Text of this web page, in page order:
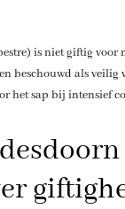
is niet giftig
beschouwd als
het sap bij intensief